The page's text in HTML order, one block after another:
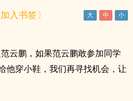
加入书签〕
云鹏，如果范云鹏敢参加同学
他穿小鞋，我们再寻找机会，让